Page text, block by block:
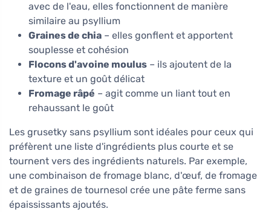
avec de l'eau, elles fonctionnent de manière
similaire au psyllium
Graines de chia – elles gonflent et apportent
souplesse et cohésion
Flocons d'avoine moulus – ils ajoutent de la
texture et un goût délicat
Fromage râpé – agit comme un liant tout en
rehaussant le goût
Les grusetky sans psyllium sont idéales pour ceux qui
préfèrent une liste d'ingrédients plus courte et se
tournent vers des ingrédients naturels. Par exemple,
une combinaison de fromage blanc, d'œuf, de fromage
et de graines de tournesol crée une pâte ferme sans
épaississants ajoutés.